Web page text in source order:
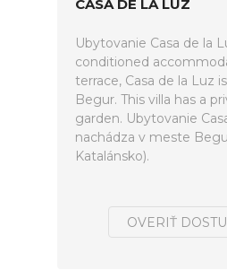
CASA DE LA LUZ
Ubytovanie Casa de la
conditioned
terrace, Casa de la Luz
Begur. This villa has a
garden. Ubytovanie
nachádza v meste
Katalánsko).
OVERIŤ